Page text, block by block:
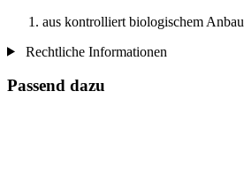
aus kontrolliert biologischem Anbau
Rechtliche Informationen
Passend dazu